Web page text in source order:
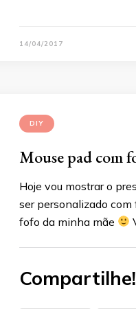
14/04/2017
DIY
Mouse pad com
Hoje vou mostrar o
ser personalizado
fofo da minha mãe
Compartilhe!